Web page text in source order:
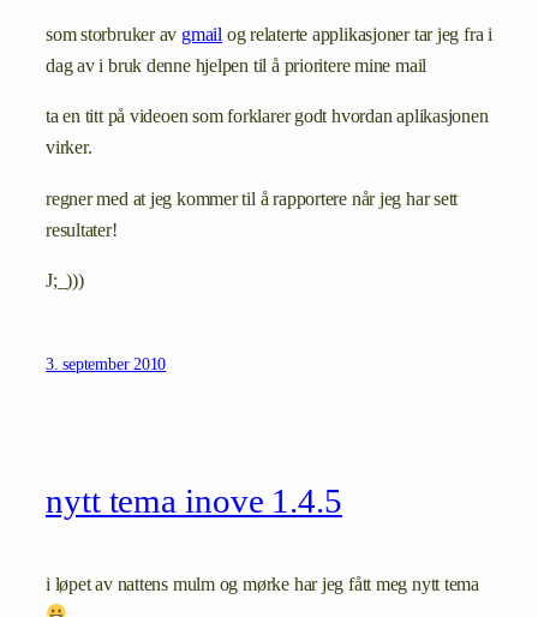
som storbruker av gmailog relaterte applikasjoner tar jeg fra i
dag av i bruk denne hjelpen til å prioritere mine mail
ta en titt på videoen som forklarer godt hvordan aplikasjonen
virker.
regner med at jeg kommer til å rapportere når jeg har sett
resultater!
J;_)))
3. september 2010
nytt tema inove 1.4.5
i løpet av nattens mulm og mørke har jeg fått meg nytt tema